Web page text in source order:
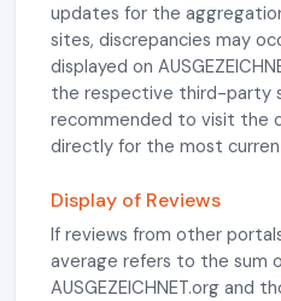
updates for the
sites, discrepancies may
displayed on
the respective third-party
recommended to visit the
directly for the most
Display of Reviews
If reviews from other
average refers to the sum
AUSGEZEICHNET.org and